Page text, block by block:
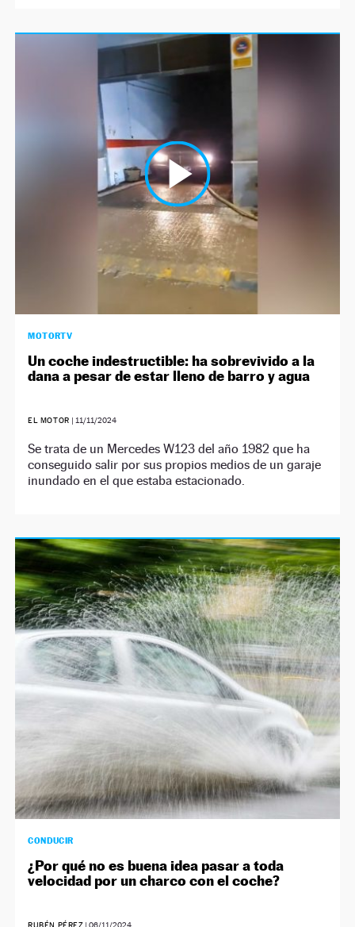
MOTORTV
Un coche indestructible: ha sobrevivido a la
dana a pesar de estar lleno de barro y agua
EL MOTOR | 11/11/2024
Se trata de un Mercedes W123 del año 1982 que ha
conseguido salir por sus propios medios de un garaje
inundado en el que estaba estacionado.
CONDUCIR
¿Por qué no es buena idea pasar a toda
velocidad por un charco con el coche?